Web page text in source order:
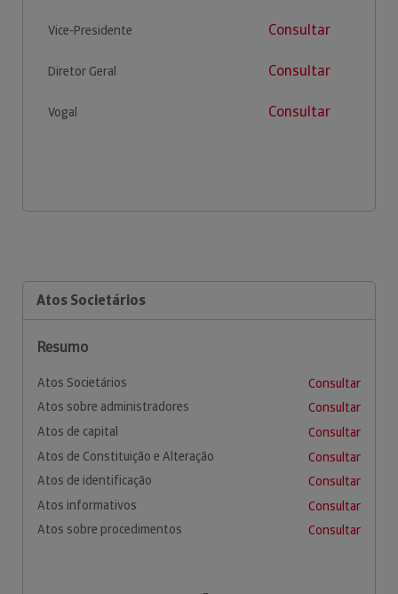
Vice-Presidente Consultar
Diretor Geral Consultar
Vogal Consultar
Atos Societários
Resumo
Atos Societários
Consultar
Atos sobre administradores
Consultar
Atos de capital
Consultar
Atos de Constituição e Alteração
Consultar
Atos de identificação
Consultar
Atos informativos
Consultar
Atos sobre procedimentos
Consultar